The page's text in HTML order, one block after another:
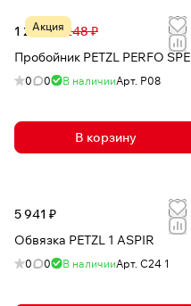
Акция
1 285 ₽3 248 ₽
Пробойник PETZL PERFO SPE
0 0 В наличииАрт. P08
В корзину
5 941 ₽
Обвязка PETZL 1 ASPIR
0 0 В наличииАрт. C24 1